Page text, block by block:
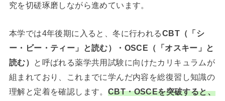
究を切磋琢磨しながら進めています。
本学では4年後期に入ると、冬に行われるCBT（「シ
ー・ビー・ティー」と読む）・OSCE（「オスキー」と
読む）
と呼ばれる薬学共用試験に向けたカリキュラムが
組まれており、これまでに学んだ内容を総復習し知識の
理解と定着を確認します。 CBT・OSCEを突破すると、